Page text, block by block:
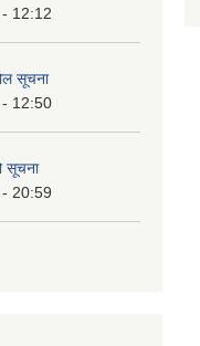
12:12
सूचना
12:50
सूचना
20:59